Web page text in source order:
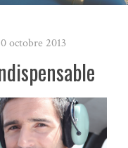
octobre 2013